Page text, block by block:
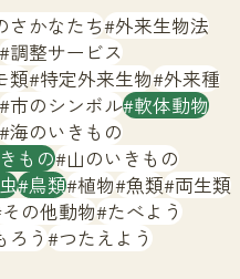
プ
さかなたち 外来生物法
調整サービス
類 特定外来生物 外来種
市のシンボル 軟体動物
海のいきもの
もの 山のいきもの
鳥類 植物 魚類 両生類
その他動物 たべよう
ろう つたえよう